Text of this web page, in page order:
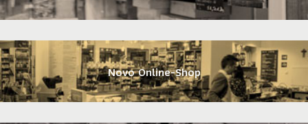
Novo Online-Shop